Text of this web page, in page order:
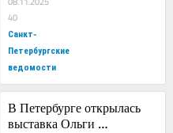
40
Санкт-
Петербургские
ведомости
В Петербурге открылась
выставка Ольги